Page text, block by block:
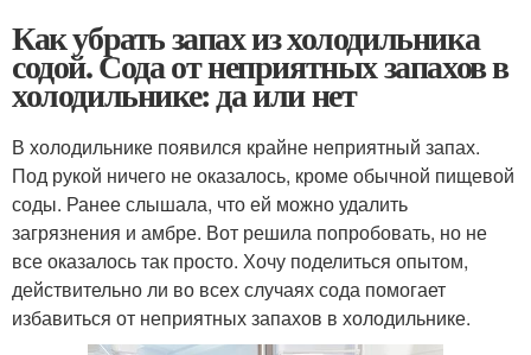
Как убрать запах из холодильника
содой. Сода от неприятных запахов в
холодильнике: да или нет
В холодильнике появился крайне неприятный запах.
Под рукой ничего не оказалось, кроме обычной пищевой
соды. Ранее слышала, что ей можно удалить
загрязнения и амбре. Вот решила попробовать, но не
все оказалось так просто. Хочу поделиться опытом,
действительно ли во всех случаях сода помогает
избавиться от неприятных запахов в холодильнике.